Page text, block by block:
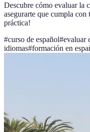
Descubre cómo evaluar la
asegurarte que cumpla con
práctica!
#curso de español#evaluar
idiomas#formación en